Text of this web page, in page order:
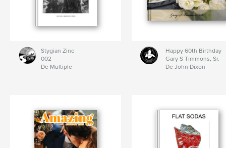
Stygian Zine
002
De Multiple
Happy 60th Birthday
Gary S Timmons, Sr.
De John Dixon